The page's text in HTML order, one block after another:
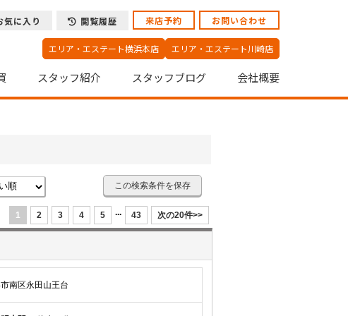
気に入り 閲覧履歴 来店予約 お問い合わせ
エリア・エステート横浜本店 エリア・エステート川崎店
スタッフ紹介 スタッフブログ 会社概要
この検索条件を保存
1 2 3 4 5 ... 43 次の20件>>
南区永田山王台